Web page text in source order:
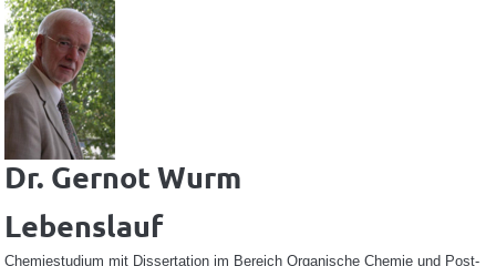
Dr. Gernot Wurm
Lebenslauf
Chemiestudium mit Dissertation im Bereich Organische Chemie und Post-